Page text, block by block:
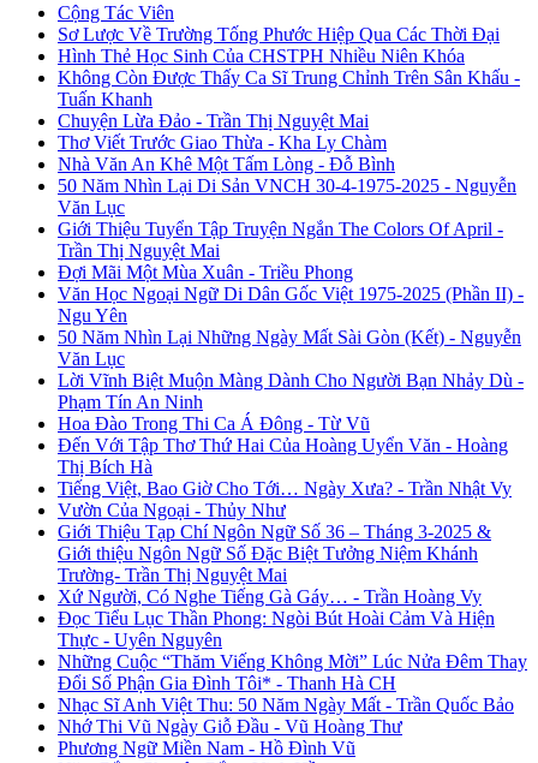
Cộng Tác Viên
Sơ Lược Về Trường Tống Phước Hiệp Qua Các Thời Đại
Hình Thẻ Học Sinh Của CHSTPH Nhiều Niên Khóa
Không Còn Được Thấy Ca Sĩ Trung Chỉnh Trên Sân Khấu -
Tuấn Khanh
Chuyện Lừa Đảo - Trần Thị Nguyệt Mai
Thơ Viết Trước Giao Thừa - Kha Ly Chàm
Nhà Văn An Khê Một Tấm Lòng - Đỗ Bình
50 Năm Nhìn Lại Di Sản VNCH 30-4-1975-2025 - Nguyễn
Văn Lục
Giới Thiệu Tuyển Tập Truyện Ngắn The Colors Of April -
Trần Thị Nguyệt Mai
Đợi Mãi Một Mùa Xuân - Triều Phong
Văn Học Ngoại Ngữ Di Dân Gốc Việt 1975-2025 (Phần II) -
Ngu Yên
50 Năm Nhìn Lại Những Ngày Mất Sài Gòn (Kết) - Nguyễn
Văn Lục
Lời Vĩnh Biệt Muộn Màng Dành Cho Người Bạn Nhảy Dù -
Phạm Tín An Ninh
Hoa Đào Trong Thi Ca Á Đông - Từ Vũ
Đến Với Tập Thơ Thứ Hai Của Hoàng Uyển Văn - Hoàng
Thị Bích Hà
Tiếng Việt, Bao Giờ Cho Tới… Ngày Xưa? - Trần Nhật Vy
Vườn Của Ngoại - Thủy Như
Giới Thiệu Tạp Chí Ngôn Ngữ Số 36 – Tháng 3-2025 &
Giới thiệu Ngôn Ngữ Số Đặc Biệt Tưởng Niệm Khánh
Trường- Trần Thị Nguyệt Mai
Xứ Người, Có Nghe Tiếng Gà Gáy… - Trần Hoàng Vy
Đọc Tiểu Lục Thần Phong: Ngòi Bút Hoài Cảm Và Hiện
Thực - Uyên Nguyên
Những Cuộc “Thăm Viếng Không Mời” Lúc Nửa Đêm Thay
Đổi Số Phận Gia Đình Tôi* - Thanh Hà CH
Nhạc Sĩ Anh Việt Thu: 50 Năm Ngày Mất - Trần Quốc Bảo
Nhớ Thi Vũ Ngày Giỗ Đầu - Vũ Hoàng Thư
Phương Ngữ Miền Nam - Hồ Đình Vũ